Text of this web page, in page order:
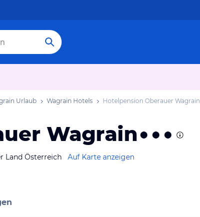
Urlaub Wagrain Hotels Hotelpension Oberauer Wagrain
Wagrain
Land Österreich Auf Karte anzeigen